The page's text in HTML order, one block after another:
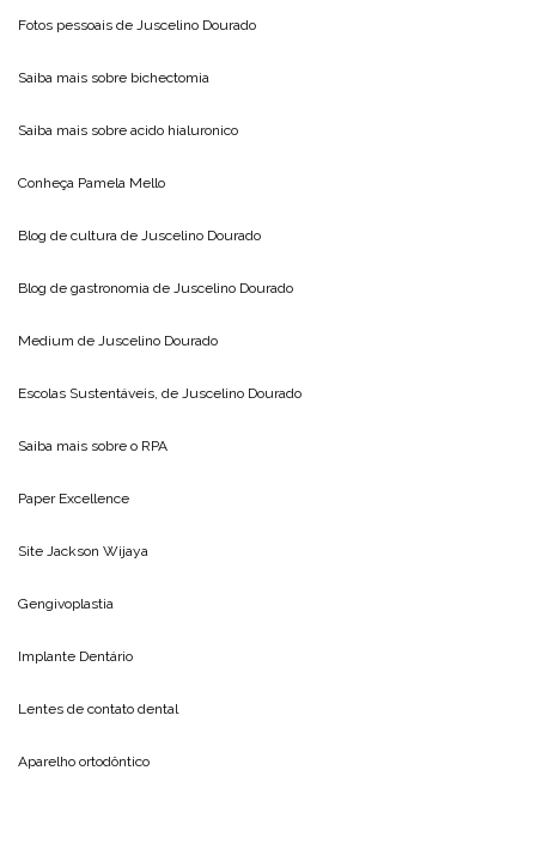
Fotos pessoais de Juscelino Dourado
Saiba mais sobre bichectomia
Saiba mais sobre acido hialuronico
Conheça Pamela Mello
Blog de cultura de Juscelino Dourado
Blog de gastronomia de Juscelino Dourado
Medium de Juscelino Dourado
Escolas Sustentáveis, de Juscelino Dourado
Saiba mais sobre o RPA
Paper Excellence
Site Jackson Wijaya
Gengivoplastia
Implante Dentário
Lentes de contato dental
Aparelho ortodôntico